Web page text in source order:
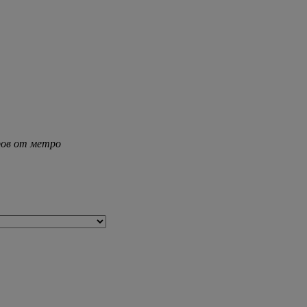
от метро